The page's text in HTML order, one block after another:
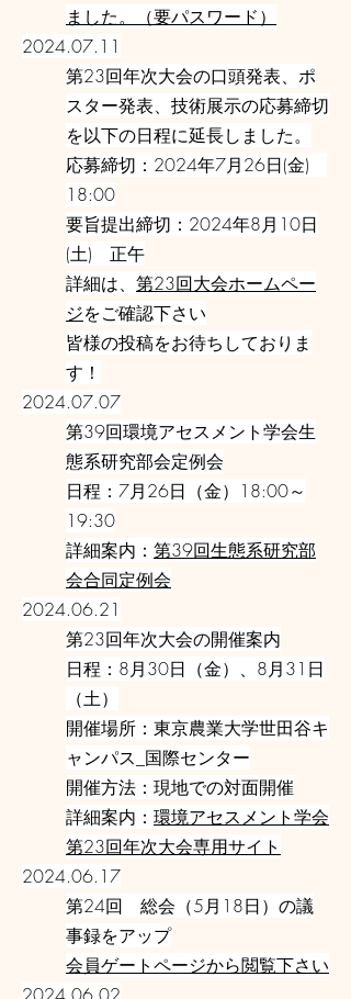
ました。（要パスワード）
2024.07.11
第23回年次大会の口頭発表、ポ
スター発表、技術展示の応募締切
を以下の日程に延長しました。
応募締切：2024年7月26日(金)
18:00
要旨提出締切：2024年8月10日
(土) 正午
詳細は、 第23回大会ホームペー
ジをご確認下さい
皆様の投稿をお待ちしておりま
す！
2024.07.07
第39回環境アセスメント学会生
態系研究部会定例会
日程：7月26日（金）18:00～
19:30
詳細案内： 第39回生態系研究部
会合同定例会
2024.06.21
第23回年次大会の開催案内
日程：8月30日（金）、8月31日
（土）
開催場所：東京農業大学世田谷キ
ャンパス_国際センター
開催方法：現地での対面開催
詳細案内： 環境アセスメント学会
第23回年次大会専用サイト
2024.06.17
第24回 総会（5月18日）の議
事録をアップ
会員ゲートページから閲覧下さい